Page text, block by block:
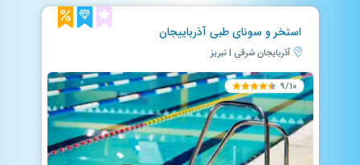
استخر و سونای طبی آذرباییجان
آذربایجان شرقی | تبریز
۹/۱۰